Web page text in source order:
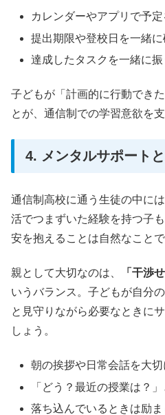
カレンダーやアプリで予
提出期限や登校日を一緒に
達成したタスクを一緒に
子どもが「計画的に行動でき
とが、通信制での学習意欲を
4. メンタルサポート
通信制高校に通う生徒の中に
活でつまずいた経験を持つ子
安を抱えることは自然なことで
親として大切なのは、 「干渉
いうバランス。子どもが自分
と見守りながら必要なときに
しょう。
朝の挨拶や日常会話を大切
「どう？最近の授業は？
落ち込んでいるときは励